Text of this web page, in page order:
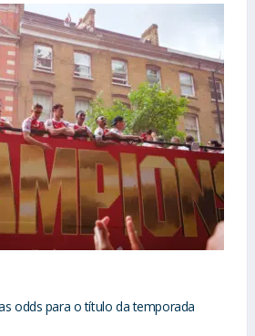
odds para o título da temporada